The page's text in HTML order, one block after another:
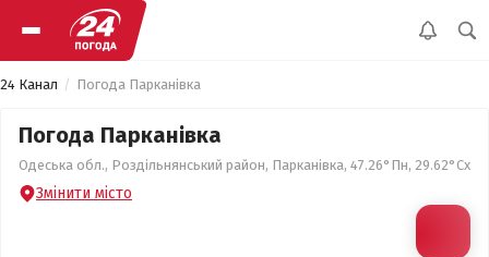
24 Канал Погода Парканівка
Погода Парканівка
Одеська обл., Роздільнянський район, Парканівка, 47.26°Пн, 29.62°Сх
Змінити місто